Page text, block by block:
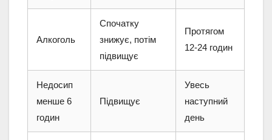
Алкоголь
Спочатку
знижує, потім
підвищує
Протягом
12-24 годин
Недосип
менше 6
годин
Підвищує
Увесь
наступний
день